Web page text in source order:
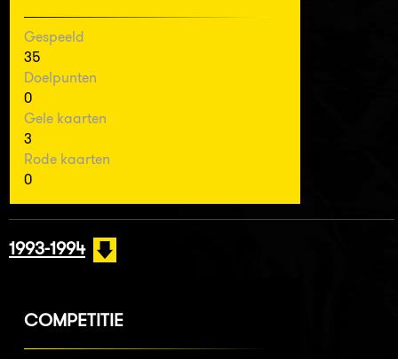
Gespeeld
35
Doelpunten
0
Gele kaarten
3
Rode kaarten
0
1993-1994
COMPETITIE